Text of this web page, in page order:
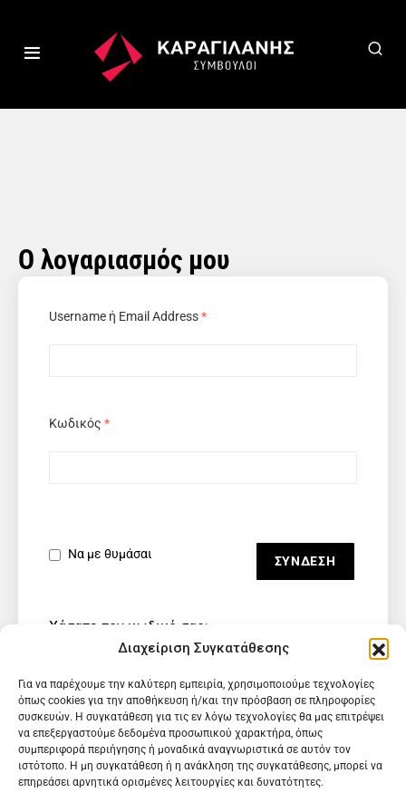
Διαχείριση Συγκατάθεσης
Για να παρέχουμε την καλύτερη εμπειρία, χρησιμοποιούμε τεχνολογίες
όπως cookies για την αποθήκευση ή/και την πρόσβαση σε πληροφορίες
συσκευών. Η συγκατάθεση για τις εν λόγω τεχνολογίες θα μας επιτρέψει
να επεξεργαστούμε δεδομένα προσωπικού χαρακτήρα, όπως
συμπεριφορά περιήγησης ή μοναδικά αναγνωριστικά σε αυτόν τον
ιστότοπο. Η μη συγκατάθεση ή η ανάκληση της συγκατάθεσης, μπορεί να
επηρεάσει αρνητικά ορισμένες λειτουργίες και δυνατότητες.
Ο λογαριασμός μου
Username ή Email Address*
Κωδικός*
Να με θυμάσαι
Χάσατε τον κωδικό σας;